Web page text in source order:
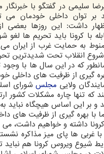
سلیمی در گفتگو با خبرنگار
بر توان داخلی خودمان می
داشت: این روزها بعضی
با كرونا باید تحریم ها
منوط به حمایت غرب از ایران می
شروع انقلاب تحت
كه در این سال ها با
گیری از ظرفیت های داخلی
ولایی مجلسشورای
كه تنها چاره مشكلات كشور
و بر این اساس هیچگاه نباید
با بهره گیری از ظرفیت های
كرونا داشته و خواهیم داشت،
غربی ها پای میز مذاكره
شیوع ویروس كرونا هم نباید